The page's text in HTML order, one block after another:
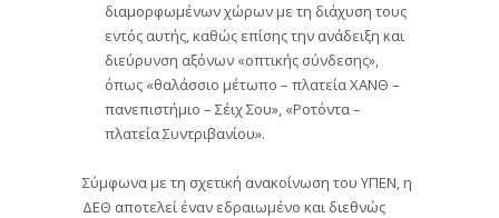
διαμορφωμένων χώρων με τη διάχυση τους
εντός αυτής, καθώς επίσης την ανάδειξη και
διεύρυνση αξόνων «οπτικής σύνδεσης»,
όπως «θαλάσσιο μέτωπο – πλατεία ΧΑΝΘ –
πανεπιστήμιο – Σέιχ Σου», «Ροτόντα –
πλατεία Συντριβανίου».
Σύμφωνα με τη σχετική ανακοίνωση του ΥΠΕΝ, η
ΔΕΘ αποτελεί έναν εδραιωμένο και διεθνώς